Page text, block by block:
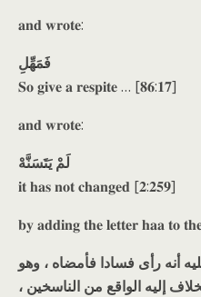
𝐚𝐧𝐝 𝐰𝐫𝐨𝐭𝐞:
فَمَهِّلِ
𝐒𝐨 𝐠𝐢𝐯𝐞 𝐚 𝐫𝐞𝐬𝐩𝐢𝐭𝐞 … [𝟖𝟔:𝟏𝟕]
𝐚𝐧𝐝 𝐰𝐫𝐨𝐭𝐞:
لَمْ يَتَسَنَّهْ
𝐢𝐭 𝐡𝐚𝐬 𝐧𝐨𝐭 𝐜𝐡𝐚𝐧𝐠𝐞𝐝 [𝟐:𝟐𝟓𝟗]
𝐛𝐲 𝐚𝐝𝐝𝐢𝐧𝐠 𝐭𝐡𝐞 𝐥𝐞𝐭𝐭𝐞𝐫 𝐡𝐚𝐚 𝐭𝐨
أنه رأى فسادا فأمضاه ، وهو
إليه الواقع من الناسخين ،